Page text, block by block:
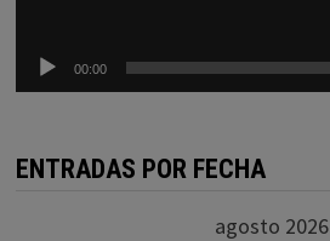
00:00
ENTRADAS POR FECHA
agosto 2026